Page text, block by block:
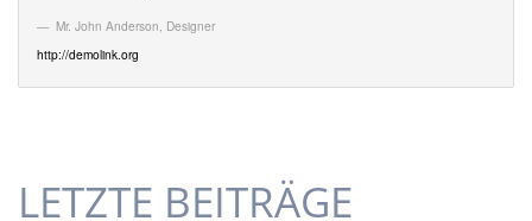
Mr. John Anderson, Designer
http://demolink.org
LETZTE BEITRÄGE